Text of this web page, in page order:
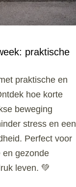
praktische
praktische en
hoe korte
beweging
stress en een
Perfect voor
en gezonde
leven. 💚